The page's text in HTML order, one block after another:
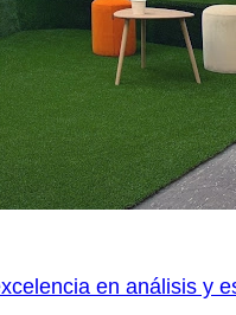
en análisis y